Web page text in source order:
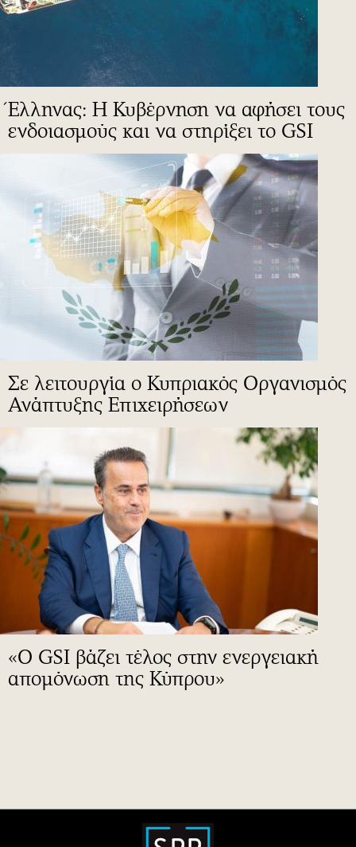
Έλληνας: Η Κυβέρνηση να αφήσει τους
ενδοιασμούς και να στηρίξει το GSI
Σε λειτουργία ο Κυπριακός Οργανισμός
Ανάπτυξης Επιχειρήσεων
«Ο GSI βάζει τέλος στην ενεργειακή
απομόνωση της Κύπρου»